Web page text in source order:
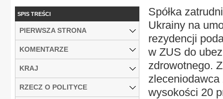
Spółka
Ukrainy na
rezydencji
w ZUS do
zdrowotnego.
zleceniodawca
wysokości 20
SPIS TREŚCI
PIERWSZA STRONA
KOMENTARZE
KRAJ
RZECZ O POLITYCE